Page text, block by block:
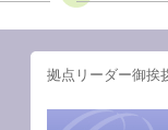
拠点リーダー御挨